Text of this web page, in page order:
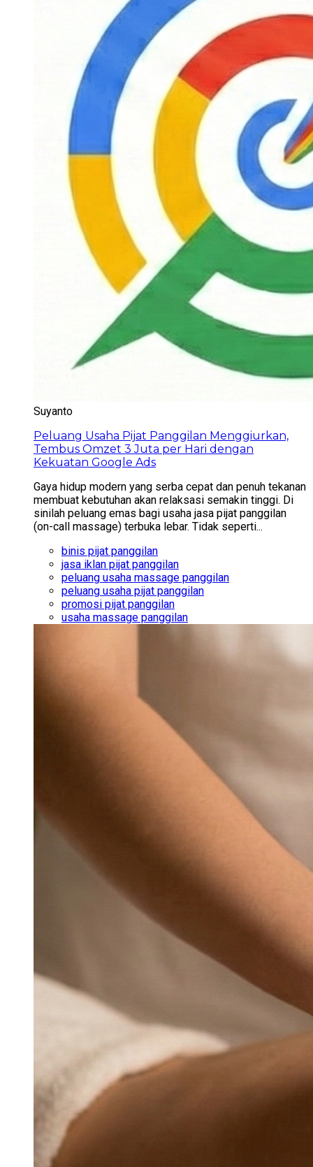
Suyanto
Peluang Usaha Pijat Panggilan Menggiurkan,
Tembus Omzet 3 Juta per Hari dengan
Kekuatan Google Ads
Gaya hidup modern yang serba cepat dan penuh tekanan
membuat kebutuhan akan relaksasi semakin tinggi. Di
sinilah peluang emas bagi usaha jasa pijat panggilan
(on-call massage) terbuka lebar. Tidak seperti...
binis pijat panggilan
jasa iklan pijat panggilan
peluang usaha massage panggilan
peluang usaha pijat panggilan
promosi pijat panggilan
usaha massage panggilan